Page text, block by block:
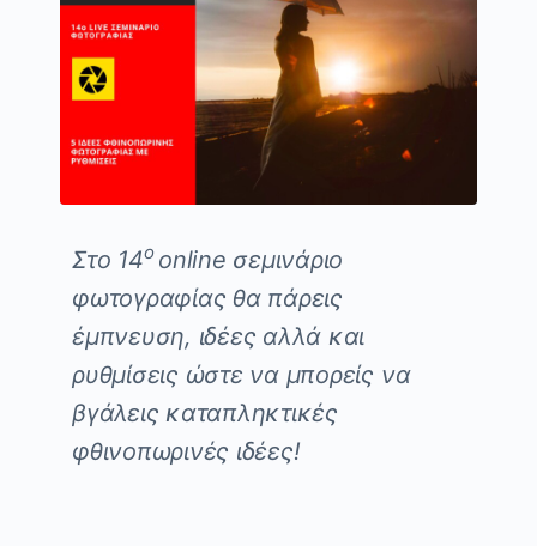
Στο 14ο online σεμινάριο
φωτογραφίας θα πάρεις
έμπνευση, ιδέες αλλά και
ρυθμίσεις ώστε να μπορείς να
βγάλεις καταπληκτικές
φθινοπωρινές ιδέες!